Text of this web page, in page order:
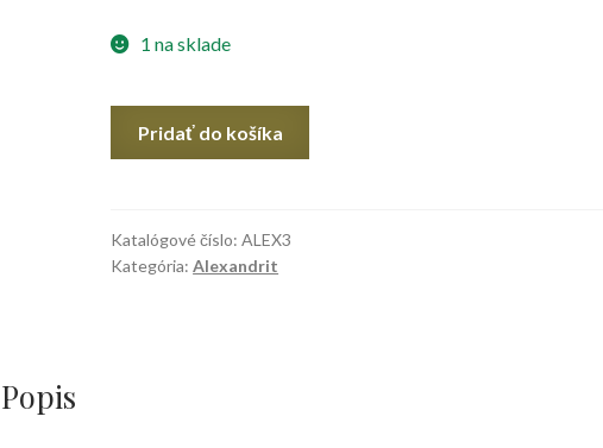
1 na sklade
Pridať do košíka
Katalógové číslo:ALEX3
Kategória:Alexandrit
Popis